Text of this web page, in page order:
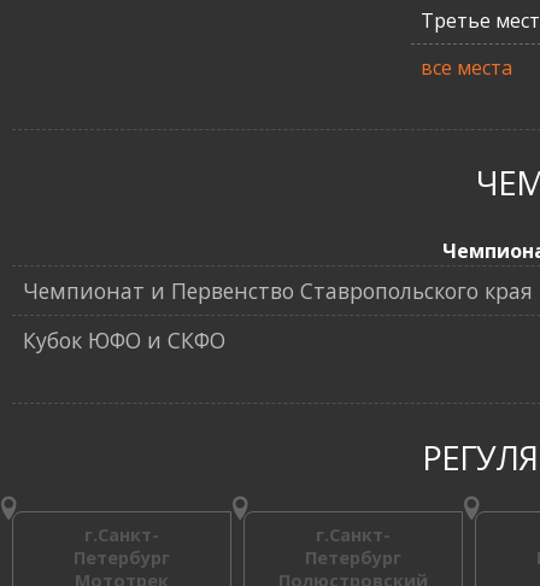
Третье
все места
Чемпионат и Первенство Ставропольского края
Кубок ЮФО и СКФО
г.Санкт-
Петербург
Мототрек
г.Санкт-
Петербург
Полюстровский